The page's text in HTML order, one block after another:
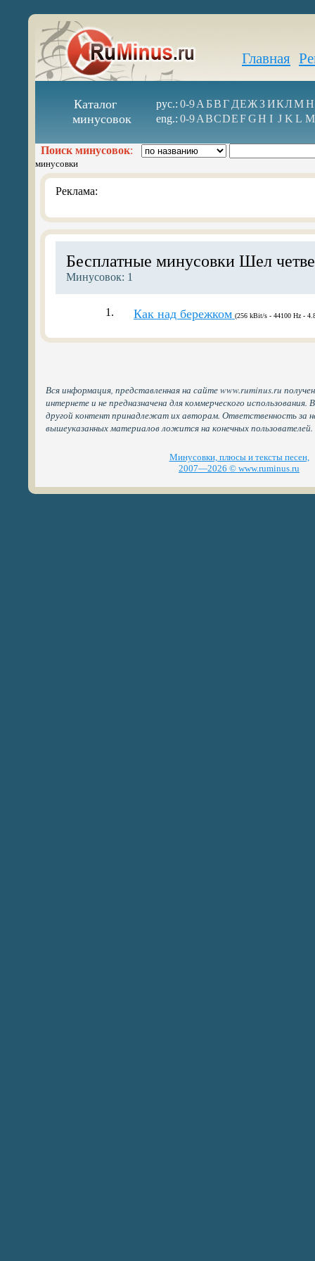
Главная
Каталог
минусовок
рус.: 0-9А БВГ ДЕЖ З ИКЛМН
eng.: 0-9ABCDEFGH I J K L M
Поиск минусовок:
минусовки
Реклама:
Бесплатные минусовки Шел
Минусовок: 1
1. Как над бережком (256 kBit/s - 44100 Hz -
Вся информация, представленная на сайте www.ruminus.ru
интернете и не предназначена для коммерческого
другой контент принадлежат их авторам. Ответственность за
вышеуказанных материалов ложится на конечных пользователей.
Минусовки, плюсы и тексты песен,
2007—2026 © www.ruminus.ru